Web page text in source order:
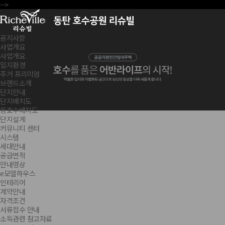
-->
공지사항
사업개요
사업개요
입지환경
주거 프리미엄
브랜드소개
단지안내
단지배치도
동호수배치도
단지설계
커뮤니티 센터
시스템
세대안내
공급면적
안내영상
e모델하우스
인테리어
계약안내
자격조건
서류접수 안내
소득관련 참고자료